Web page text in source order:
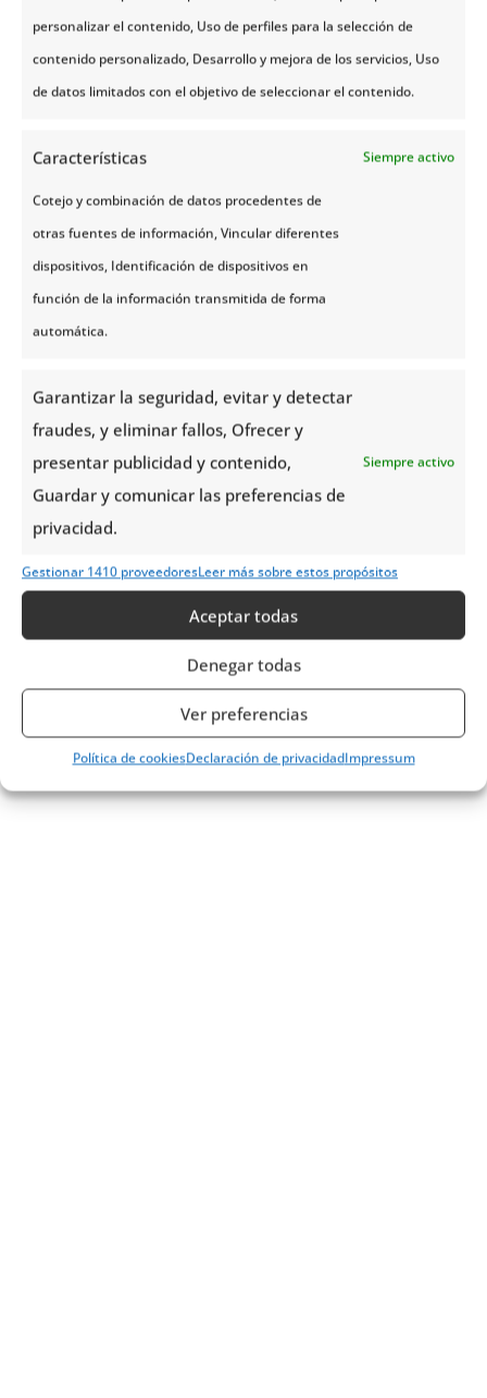
personalizar el contenido, Uso de perfiles para la selección de
contenido personalizado, Desarrollo y mejora de los servicios, Uso
de datos limitados con el objetivo de seleccionar el contenido.
Características Siempre activo
Cotejo y combinación de datos procedentes de
otras fuentes de información, Vincular diferentes
dispositivos, Identificación de dispositivos en
función de la información transmitida de forma
automática.
Garantizar la seguridad, evitar y detectar
fraudes, y eliminar fallos, Ofrecer y
presentar publicidad y contenido,
Guardar y comunicar las preferencias de
privacidad.
Siempre activo
Gestionar 1410 proveedoresLeer más sobre estos propósitos
Aceptar todas
Denegar todas
Ver preferencias
Política de cookiesDeclaración de privacidadImpressum